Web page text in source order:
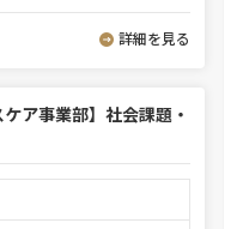
詳細を見る
ア事業部】社会課題・